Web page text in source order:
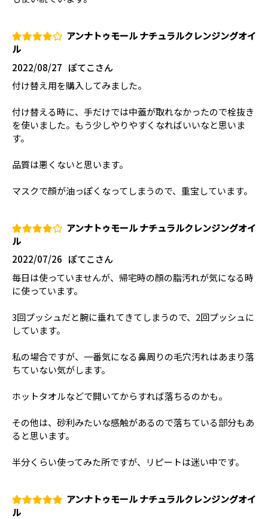
アンナトゥモール ナチュラルクレンジングオイ
ル
ぽてこさん
2022/08/27
付け替え用を購入してみました。
付け替える時に、手だけでは中蓋が取れなかったので栓抜き
を使いました。もう少しやりやすくなればいいなと思いま
す。
品質は悪くないと思います。
マスクで顔が油っぽくなってしまうので、重宝しています。
アンナトゥモール ナチュラルクレンジングオイ
ル
ぽてこさん
2022/07/26
毎日は使っていませんが、帰宅時の顔の脂汚れが気になる時
に使っています。
3回プッシュだと腕に垂れてきてしまうので、2回プッシュに
しています。
私の場合ですが、一番気になる鼻周りの毛穴汚れはあまり落
ちていない気がします。
ホットタオルなどで開いてからすれば落ちるのかも。
その他は、砂利みたいな感触があるので落ちている部分もあ
ると思います。
半分くらい使ってみた所ですが、リピートは迷い中です。
アンナトゥモール ナチュラルクレンジングオイ
ル